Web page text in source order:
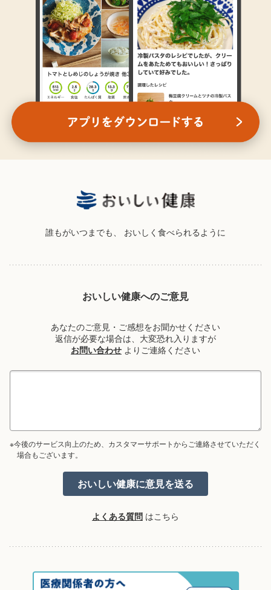
誰もがいつまでも、 おいしく食べられるように
おいしい健康へのご意見
あなたのご意見・ご感想をお聞かせください
返信が必要な場合は、大変恐れ入りますが
お問い合わせ よりご連絡ください
※今後のサービス向上のため、カスタマーサポートからご連絡させていただく
場合もございます。
よくある質問 はこちら